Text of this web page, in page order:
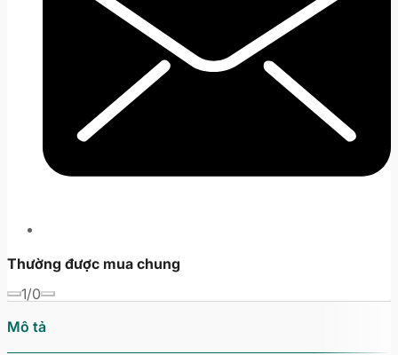
Thường được mua chung
1/0
Mô tả